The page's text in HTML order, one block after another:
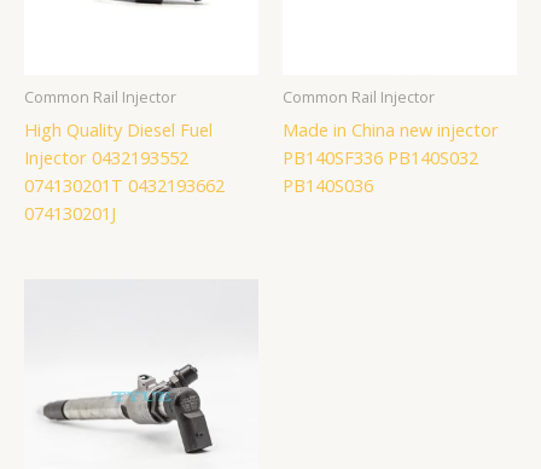
Common Rail Injector
High Quality Diesel Fuel
Injector 0432193552
074130201T 0432193662
074130201J
Common Rail Injector
Made in China new injector
PB140SF336 PB140S032
PB140S036